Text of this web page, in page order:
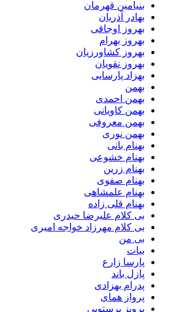
بنیامین قهرمان
بهادر آذریان
بهروز اوجاقی
بهروز بهرام
بهروز کشاورزیان
بهروز نقویان
بهزاد پارسایی
بهمن
بهمن احمدی
بهمن کاویانی
بهمن معروفی
بهمن نوری
بهنام بانی
بهنام خشوعی
بهنام زرین
بهنام صفوی
بهنام علمشاهی
بهنام قلی زاده
بی کلام علیرضا حیدری
بی کلام مهرزاد خواجه امیری
بی من
بیات
پارسا زارع
پازل باند
پدرام بهزادی
پرواز همای
پرویز پرستویی